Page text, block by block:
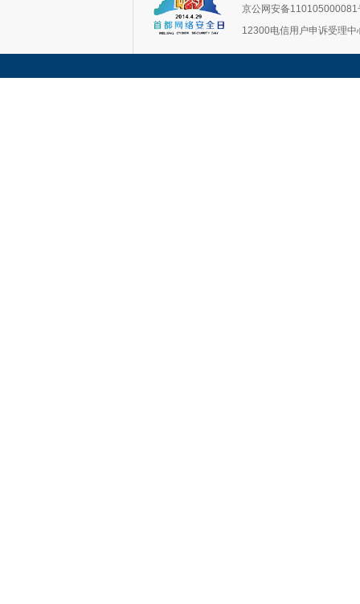
京公网安备110105000081
12300电信用户申诉受理中